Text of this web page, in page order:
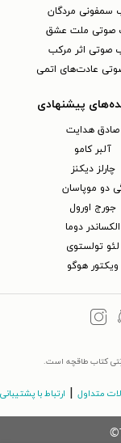
سمفونی مردگان
صوتی ملت عشق
صوتی اثر مرکب
عادت‌های اتمی
پیشنهادی
صادق هدایت
آلبر کامو
چارلز دیکنز
دو موپاسان
جورج اورول
الکساندر دوما
لئو تولستوی
ویکتور هوگو
کتاب طاقچه است.
متداول | ارتباط با پشتیبانی